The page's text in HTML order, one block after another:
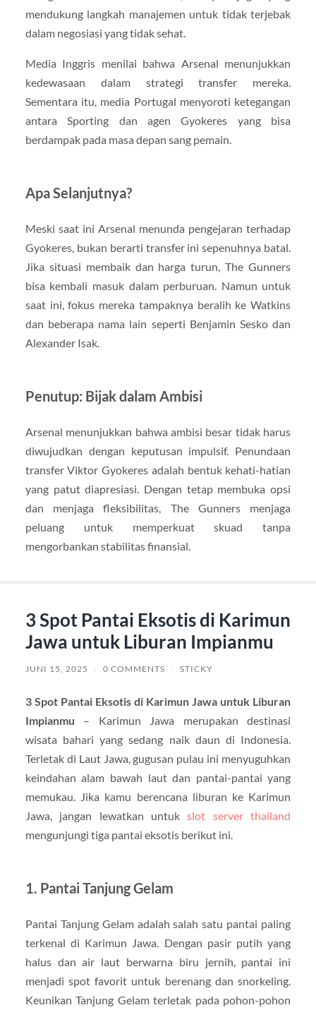
mendukung langkah manajemen untuk tidak terjebak
dalam negosiasi yang tidak sehat.
Media Inggris menilai bahwa Arsenal menunjukkan
kedewasaan dalam strategi transfer mereka.
Sementara itu, media Portugal menyoroti ketegangan
antara Sporting dan agen Gyokeres yang bisa
berdampak pada masa depan sang pemain.
Apa Selanjutnya?
Meski saat ini Arsenal menunda pengejaran terhadap
Gyokeres, bukan berarti transfer ini sepenuhnya batal.
Jika situasi membaik dan harga turun, The Gunners
bisa kembali masuk dalam perburuan. Namun untuk
saat ini, fokus mereka tampaknya beralih ke Watkins
dan beberapa nama lain seperti Benjamin Sesko dan
Alexander Isak.
Penutup: Bijak dalam Ambisi
Arsenal menunjukkan bahwa ambisi besar tidak harus
diwujudkan dengan keputusan impulsif. Penundaan
transfer Viktor Gyokeres adalah bentuk kehati-hatian
yang patut diapresiasi. Dengan tetap membuka opsi
dan menjaga fleksibilitas, The Gunners menjaga
peluang untuk memperkuat skuad tanpa
mengorbankan stabilitas finansial.
3 Spot Pantai Eksotis di Karimun
Jawa untuk Liburan Impianmu
JUNI 15, 2025 / 0 COMMENTS / STICKY
3 Spot Pantai Eksotis di Karimun Jawa untuk Liburan
Impianmu – Karimun Jawa merupakan destinasi
wisata bahari yang sedang naik daun di Indonesia.
Terletak di Laut Jawa, gugusan pulau ini menyuguhkan
keindahan alam bawah laut dan pantai-pantai yang
memukau. Jika kamu berencana liburan ke Karimun
Jawa, jangan lewatkan untukslot server thailand
mengunjungi tiga pantai eksotis berikut ini.
1. Pantai Tanjung Gelam
Pantai Tanjung Gelam adalah salah satu pantai paling
terkenal di Karimun Jawa. Dengan pasir putih yang
halus dan air laut berwarna biru jernih, pantai ini
menjadi spot favorit untuk berenang dan snorkeling.
Keunikan Tanjung Gelam terletak pada pohon-pohon